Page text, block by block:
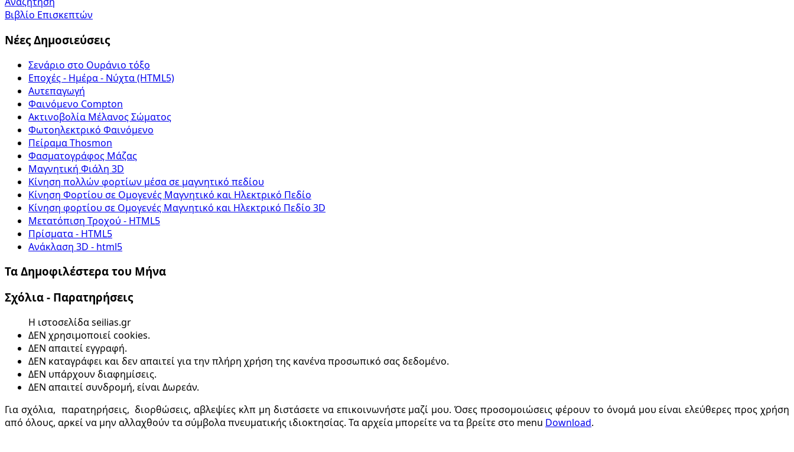
Βιβλίο Επισκεπτών
Νέες Δημοσιεύσεις
Σενάριο στο Ουράνιο τόξο
Εποχές - Ημέρα - Νύχτα (HTML5)
Αυτεπαγωγή
Φαινόμενο Compton
Ακτινοβολία Μέλανος Σώματος
Φωτοηλεκτρικό Φαινόμενο
Πείραμα Thosmon
Φασματογράφος Μάζας
Μαγνητική Φιάλη 3D
Κίνηση πολλών φορτίων μέσα σε μαγνητικό πεδίου
Κίνηση Φορτίου σε Ομογενές Μαγνητικό και Ηλεκτρικό Πεδίο
Κίνηση φορτίου σε Ομογενές Μαγνητικό και Ηλεκτρικό Πεδίο 3D
Μετατόπιση Τροχού - HTML5
Πρίσματα - HTML5
Ανάκλαση 3D - html5
Τα Δημοφιλέστερα του Μήνα
Σχόλια - Παρατηρήσεις
Η ιστοσελίδα seilias.gr
ΔΕΝ χρησιμοποιεί cookies.
ΔΕΝ απαιτεί εγγραφή.
ΔΕΝ καταγράφει και δεν απαιτεί για την πλήρη χρήση της κανένα προσωπικό σας δεδομένο.
ΔΕΝ υπάρχουν διαφημίσεις.
ΔΕΝ απαιτεί συνδρομή, είναι Δωρεάν.
Για σχόλια, παρατηρήσεις, διορθώσεις, αβλεψίες κλπ μη διστάσετε να επικοινωνήστε μαζί μου. Όσες προσομοιώσεις φέρουν το όνομά μου είναι ελεύθερες προς χρήση
από όλους, αρκεί να μην αλλαχθούν τα σύμβολα πνευματικής ιδιοκτησίας. Τα αρχεία μπορείτε να τα βρείτε στο menu Download.